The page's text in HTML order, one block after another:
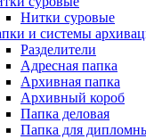
Нитки суровые
и системы
Разделители
Адресная папка
Архивная папка
Архивный короб
Папка деловая
Папка для